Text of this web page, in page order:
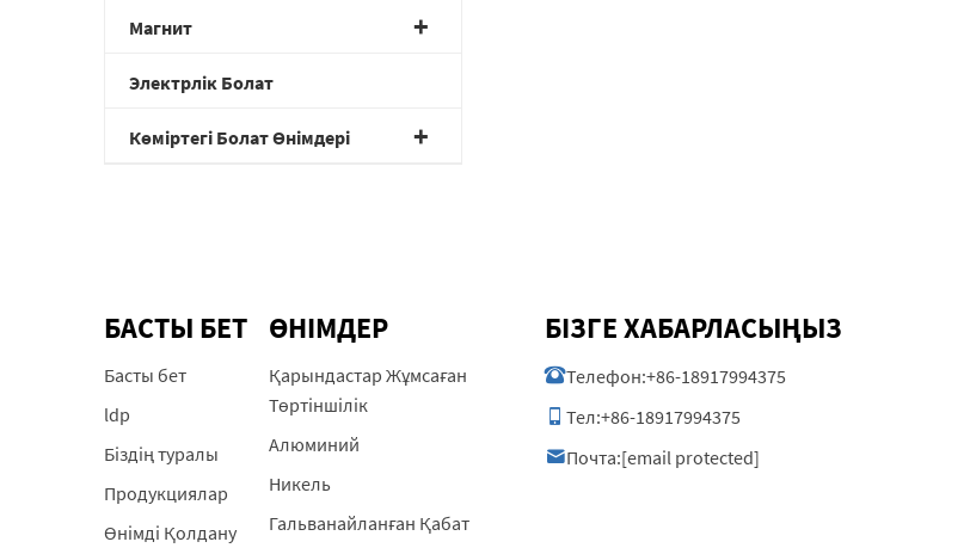
Магнит
Электрлік Болат
Көміртегі Болат Өнімдері
БАСТЫ БЕТ
Басты бет
ldp
Біздің туралы
Продукциялар
Өнімді Қолдану
ӨНІМДЕР
Қарындастар Жұмсаған
Төртіншілік
Алюминий
Никель
Гальванайланған Қабат
БІЗГЕ ХАБАРЛАСЫҢЫЗ
Телефон:+86-18917994375
Тел:+86-18917994375
Почта:[email protected]